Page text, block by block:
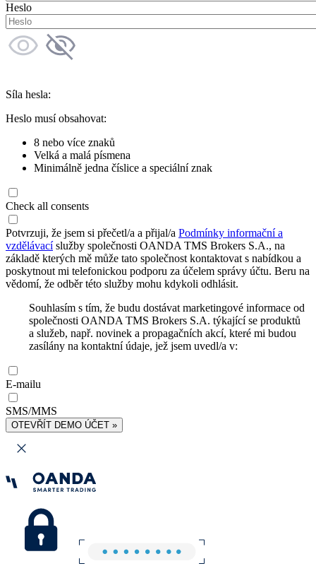
Heslo
Síla hesla:
Heslo musí obsahovat:
8 nebo více znaků
Velká a malá písmena
Minimálně jedna číslice a speciální znak
Check all consents
Potvrzuji, že jsem si přečetl/a a přijal/a Podmínky informační a
vzdělávacíslužby společnosti OANDA TMS Brokers S.A., na
základě kterých mě může tato společnost kontaktovat s nabídkou a
poskytnout mi telefonickou podporu za účelem správy účtu. Beru na
vědomí, že odběr této služby mohu kdykoli odhlásit.
Souhlasím s tím, že budu dostávat marketingové informace od
společnosti OANDA TMS Brokers S.A. týkající se produktů
a služeb, např. novinek a propagačních akcí, které mi budou
zasílány na kontaktní údaje, jež jsem uvedl/a v:
E-mailu
SMS/MMS
OTEVŘÍT DEMO ÚČET »